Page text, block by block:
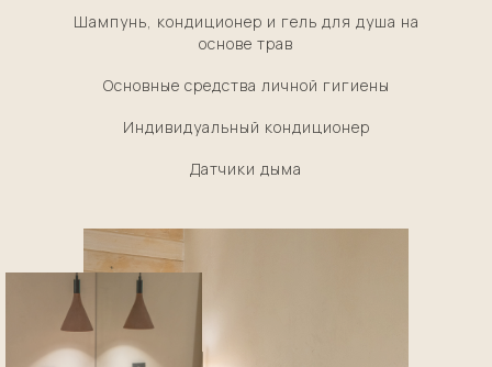
Шампунь, кондиционер и гель для душа на
основе трав
Основные средства личной гигиены
Индивидуальный кондиционер
Датчики дыма